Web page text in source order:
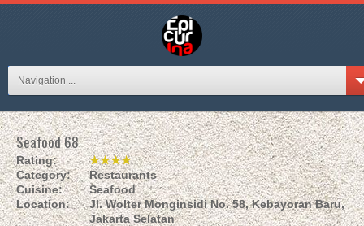
Navigation ...
Seafood 68
Rating:
★★★★
Category:
Restaurants
Cuisine:
Seafood
Location:
Jl. Wolter Monginsidi No. 58, Kebayoran Baru,
Jakarta Selatan